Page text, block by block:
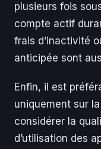
plusieurs fois
compte actif
frais d’inactivité
anticipée sont
Enfin, il est
uniquement sur
considérer la
d’utilisation des